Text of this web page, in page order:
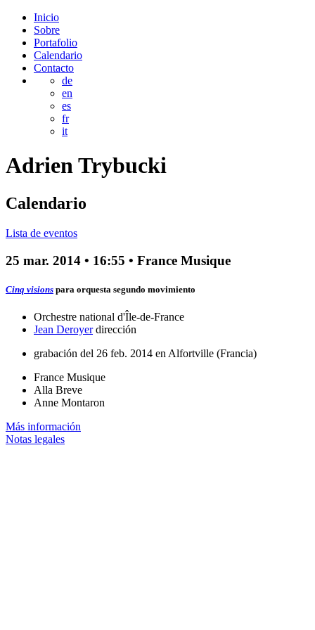
Inicio
Sobre
Portafolio
Calendario
Contacto
de
en
es
fr
it
AdrienTrybucki
Calendario
Lista de eventos
25 mar. 2014 • 16:55 • France Musique
Cinq visions para orquesta segundo movimiento
Orchestre national d'Île-de-France
Jean Deroyer dirección
grabación del 26 feb. 2014 en Alfortville (Francia)
France Musique
Alla Breve
Anne Montaron
Más información
Notas legales